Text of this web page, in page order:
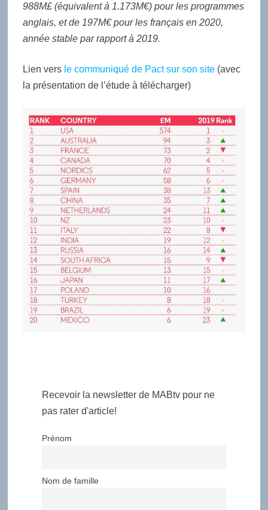
988M£ (équivalent à 1.173M€) pour les programmes
anglais, et de 197M€ pour les français en 2020,
année stable par rapport à 2019.
Lien vers le communiqué de Pact sur son site(avec
la présentation de l’étude à télécharger)
Recevoir la newsletter de MABtv pour ne
pas rater d'article!
Prénom
Nom de famille